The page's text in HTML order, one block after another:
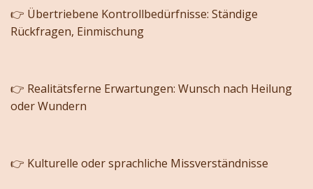
👉 Übertriebene Kontrollbedürfnisse: Ständige
Rückfragen, Einmischung
👉 Realitätsferne Erwartungen: Wunsch nach Heilung
oder Wundern
👉 Kulturelle oder sprachliche Missverständnisse